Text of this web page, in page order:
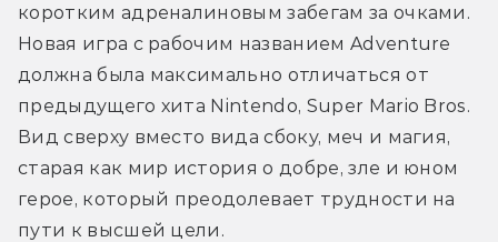
коротким адреналиновым забегам за очками.
Новая игра с рабочим названием Adventure
должна была максимально отличаться от
предыдущего хита Nintendo, Super Mario Bros.
Вид сверху вместо вида сбоку, меч и магия,
старая как мир история о добре, зле и юном
герое, который преодолевает трудности на
пути к высшей цели.